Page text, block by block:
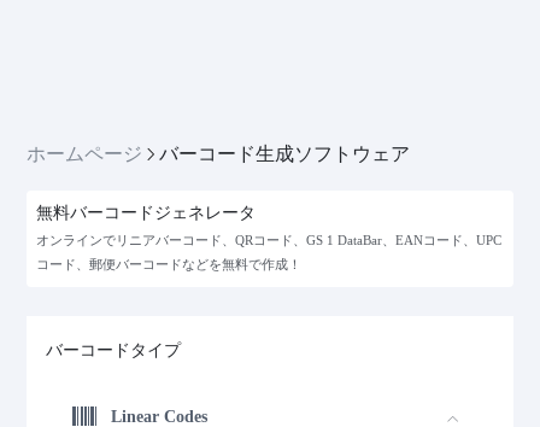
ホームページ バーコード生成ソフトウェア
無料バーコードジェネレータ
オンラインでリニアバーコード、QRコード、GS 1 DataBar、EANコード、UPC
コード、郵便バーコードなどを無料で作成！
バーコードタイプ
Linear Codes